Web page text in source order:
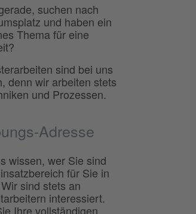
suchen nach
und haben ein
Thema für eine
sind bei uns
denn wir arbeiten stets
und Prozessen.
Adresse
wissen, wer Sie sind
für Sie in
sind stets an
interessiert.
Ihre vollständigen